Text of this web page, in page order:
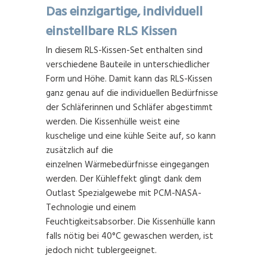
Das einzigartige, individuell
einstellbare RLS Kissen
In diesem RLS-Kissen-Set enthalten sind
verschiedene Bauteile in unterschiedlicher
Form und Höhe. Damit kann das RLS-Kissen
ganz genau auf die individuellen Bedürfnisse
der Schläferinnen und Schläfer abgestimmt
werden. Die Kissenhülle weist eine
kuschelige und eine kühle Seite auf, so kann
zusätzlich auf die
einzelnen Wärmebedürfnisse eingegangen
werden. Der Kühleffekt glingt dank dem
Outlast Spezialgewebe mit PCM-NASA-
Technologie und einem
Feuchtigkeitsabsorber. Die Kissenhülle kann
falls nötig bei 40°C gewaschen werden, ist
jedoch nicht tublergeeignet.